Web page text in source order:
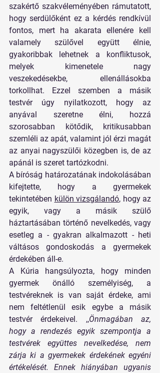
szakértő szakvéleményében rámutatott,
hogy serdülőként ez a kérdés rendkívül
fontos, mert ha akarata ellenére kell
valamely szülővel együtt élnie,
gyakoribbak lehetnek a konfliktusok,
melyek kimenetele nagy
veszekedésekbe, ellenállásokba
torkollhat. Ezzel szemben a másik
testvér úgy nyilatkozott, hogy az
anyával szeretne élni, hozzá
szorosabban kötődik, kritikusabban
szemléli az apát, valamint jól érzi magát
az anyai nagyszülői közegben is, de az
apánál is szeret tartózkodni.
A bíróság határozatának indokolásában
kifejtette, hogy a gyermekek
tekintetében külön vizsgálandó, hogy az
egyik, vagy a másik szülő
háztartásában történő nevelkedés, vagy
esetleg a - gyakran alkalmazott - heti
váltásos gondoskodás a gyermekek
érdekében áll-e.
A Kúria hangsúlyozta, hogy minden
gyermek önálló személyiség, a
testvéreknek is van saját érdeke, ami
nem feltétlenül esik egybe a másik
testvér érdekeivel. ,,Önmagában az,
hogy a rendezés egyik szempontja a
testvérek együttes nevelkedése, nem
zárja ki a gyermekek érdekének egyéni
értékelését. Ennek hiányában ugyanis